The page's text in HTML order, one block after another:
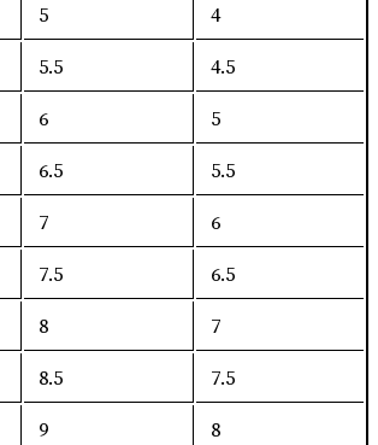
5
4
5.5
4.5
6
5
6.5
5.5
7
6
7.5
6.5
8
7
8.5
7.5
9
8